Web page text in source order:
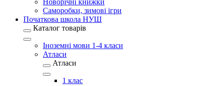
Новорічні книжки
Саморобки, зимові ігри
Початкова школа НУШ
Каталог товарів
Іноземні мови 1-4 класи
Атласи
Атласи
1 клас